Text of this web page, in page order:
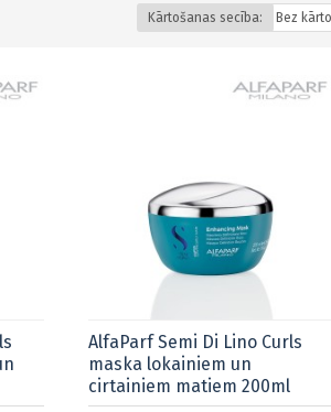
Kārtošanas secība:
AlfaParf Semi Di Lino Curls
maska lokainiem un
cirtainiem matiem 200ml